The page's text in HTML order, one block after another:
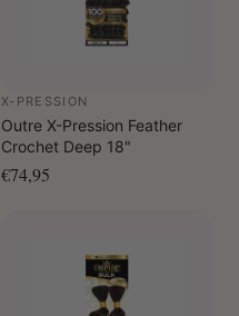
X-PRESSION
Outre X-Pression Feather
Crochet Deep 18"
€74,95